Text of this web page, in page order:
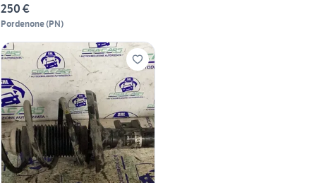
250 €
Pordenone(PN)